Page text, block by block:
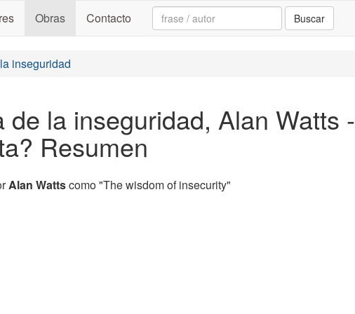
Obras Contacto Search: Buscar
inseguridad
de la inseguridad, Alan Watts -
Resumen
Alan Wattscomo "The wisdom of insecurity"